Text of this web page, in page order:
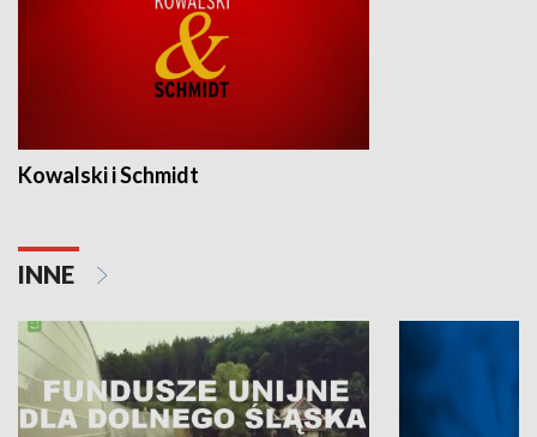
Kowalski i Schmidt
INNE